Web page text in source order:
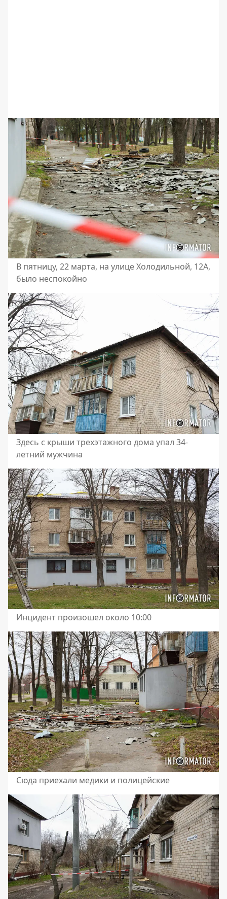
В пятницу, 22 марта, на улице Холодильной, 12А,
было неспокойно
Здесь с крыши трехэтажного дома упал 34-
летний мужчина
Инцидент произошел около 10:00
Сюда приехали медики и полицейские